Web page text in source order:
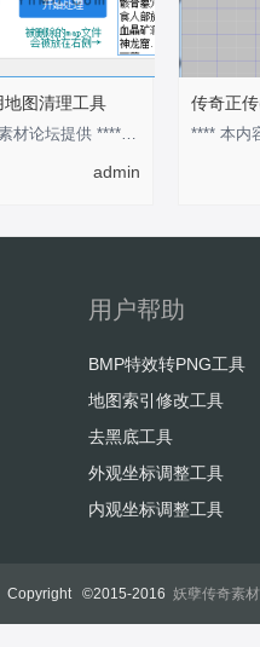
图清理工具
本工具由妖孽素材论坛提供 **** 本内容被作者隐藏 ****
admin
传奇正
**** 本内
用户帮助
BMP特效转PNG工具
地图索引修改工具
去黑底工具
外观坐标调整工具
内观坐标调整工具
Copyright ©2015-2016 妖孽传奇素